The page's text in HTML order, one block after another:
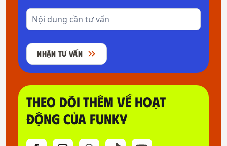
NHẬN TƯ VẤN
THEO DÕI THÊM VỀ HOẠT
ĐỘNG CỦA FUNKY